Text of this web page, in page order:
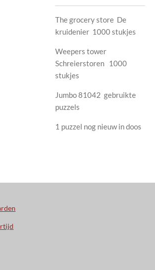
The grocery store De
kruidenier 1000 stukjes
Weepers tower
Schreierstoren 1000
stukjes
Jumbo 81042 gebruikte
puzzels
1 puzzel nog nieuw in doos